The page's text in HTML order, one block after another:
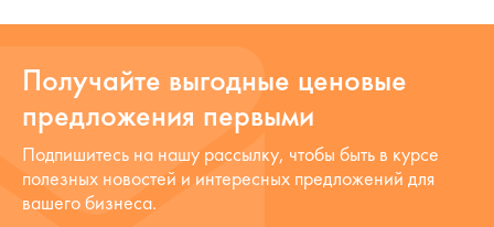
Получайте выгодные ценовые
предложения первыми
Подпишитесь на нашу рассылку, чтобы быть в курсе
полезных новостей и интересных предложений для
вашего бизнеса.